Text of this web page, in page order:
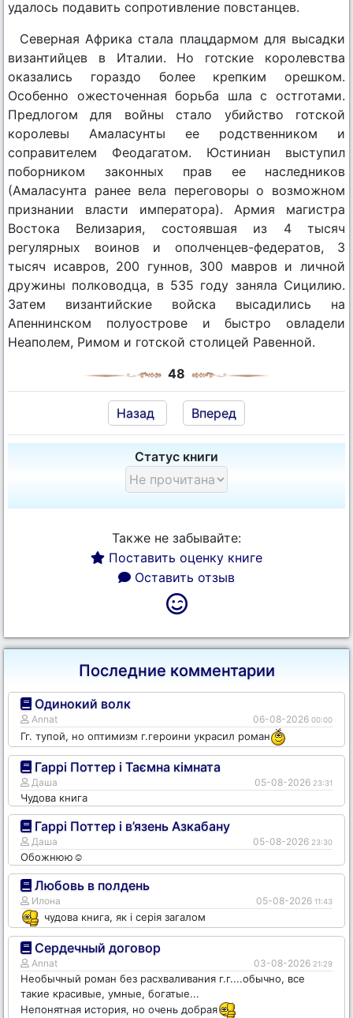
удалось подавить сопротивление повстанцев.
Северная Африка стала плацдармом для высадки
византийцев в Италии. Но готские королевства
оказались гораздо более крепким орешком.
Особенно ожесточенная борьба шла с остготами.
Предлогом для войны стало убийство готской
королевы Амаласунты ее родственником и
соправителем Феодагатом. Юстиниан выступил
поборником законных прав ее наследников
(Амаласунта ранее вела переговоры о возможном
признании власти императора). Армия магистра
Востока Велизария, состоявшая из 4 тысяч
регулярных воинов и ополченцев-федератов, 3
тысяч исавров, 200 гуннов, 300 мавров и личной
дружины полководца, в 535 году заняла Сицилию.
Затем византийские войска высадились на
Апеннинском полуострове и быстро овладели
Неаполем, Римом и готской столицей Равенной.
48
Назад Вперед
Статус книги
Также не забывайте:
Поставить оценку книге
Оставить отзыв
Последние комментарии
Одинокий волк
Annat 06-08-2026 00:00
Гг. тупой, но оптимизм г.героини украсил роман
Гаррі Поттер і Таємна кімната
Даша 05-08-2026 23:31
Чудова книга
Гаррі Поттер і в’язень Азкабану
Даша 05-08-2026 23:30
Обожнюю☺️
Любовь в полдень
Илона 05-08-2026 11:43
чудова книга, як і серія загалом
Сердечный договор
Annat 03-08-2026 21:29
Необычный роман без расхваливания г.г....обычно, все
такие красивые, умные, богатые...
Непонятная история, но очень добрая